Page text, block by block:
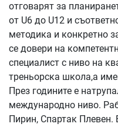
отговарят за
от U6 до U12 и
методика и конкретно
се довери на
специалист с ниво на
треньорска школа,а
През годините е
международно ниво.
Пирин, Спартак